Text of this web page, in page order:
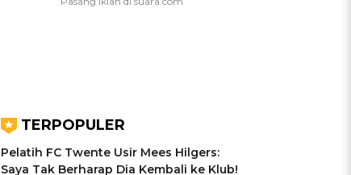
TERPOPULER
Pelatih FC Twente Usir Mees Hilgers:
Saya Tak Berharap Dia Kembali ke Klub!